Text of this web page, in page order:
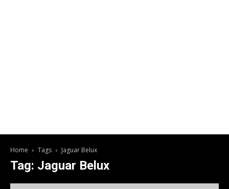
Home Tags Jaguar Belux
Tag: Jaguar Belux